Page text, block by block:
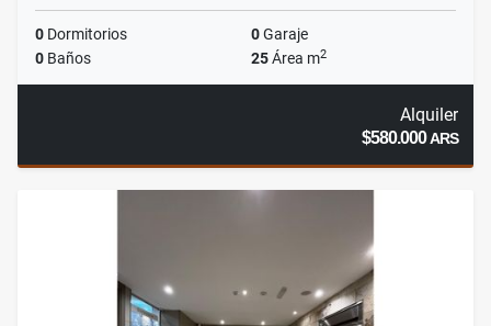
0 Dormitorios 0Garaje
0 Baños 25Área m2
Alquiler
$580.000ARS